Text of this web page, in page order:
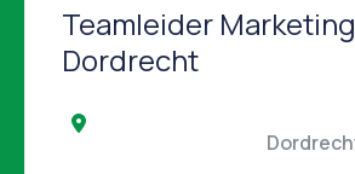
Teamleider Marketing
Dordrecht